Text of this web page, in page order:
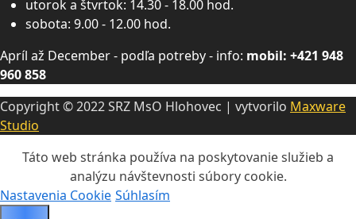
utorok a štvrtok: 14.30 - 18.00 hod.
sobota: 9.00 - 12.00 hod.
Apríl až December - podľa potreby - info: mobil: +421 948
960 858
Copyright © 2022 SRZ MsO Hlohovec | vytvorilo Maxware
Studio
Táto web stránka používa na poskytovanie služieb a
analýzu návštevnosti súbory cookie.
Nastavenia Cookie Súhlasím